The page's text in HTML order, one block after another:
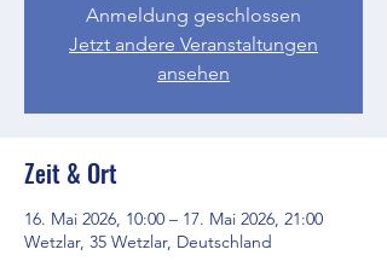
Anmeldung geschlossen
Jetzt andere Veranstaltungen
ansehen
Zeit & Ort
16. Mai 2026, 10:00 – 17. Mai 2026, 21:00
Wetzlar, 35 Wetzlar, Deutschland